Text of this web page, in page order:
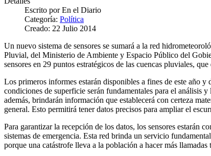
Escrito porEn el Diario
Categoría: Política
Creado: 22 Julio 2014
Un nuevo sistema de sensores se sumará a la red
Pluvial, del Ministerio de Ambiente y Espacio Público del
sensores en 29 puntos estratégicos de las cuencas pluviales,
Los primeros informes estarán disponibles a fines de este año
condiciones de superficie serán fundamentales para el análisis
además, brindarán información que establecerá con certeza
general. Esto permitirá tener datos precisos para ampliar el
Para garantizar la recepción de los datos, los sensores
sistemas de emergencia. Esta red brinda un servicio
porque una catástrofe lleva a la población a hacer más